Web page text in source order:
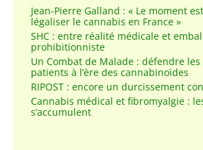
Jean-Pierre Galland : « Le moment
légaliser le cannabis en France »
SHC : entre réalité médicale et
prohibitionniste
Un Combat de Malade : défendre
patients à l’ère des cannabinoïdes
RIPOST : encore un durcissement
Cannabis médical et fibromyalgie :
s’accumulent